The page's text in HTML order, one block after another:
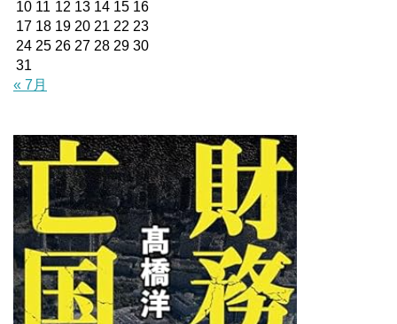
10 11 12 13 14 15 16
17 18 19 20 21 22 23
24 25 26 27 28 29 30
31
« 7月